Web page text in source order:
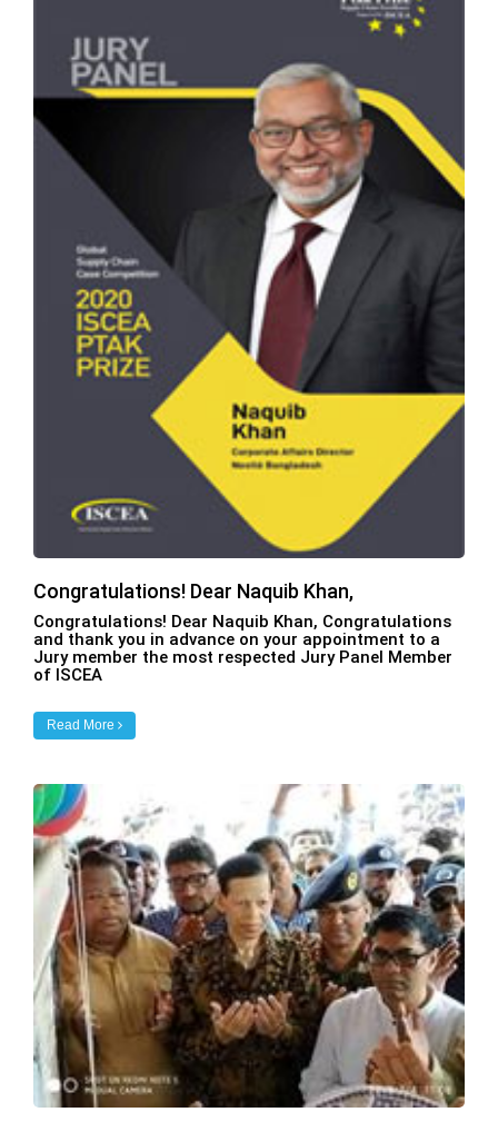
Congratulations! Dear Naquib Khan,
Congratulations! Dear Naquib Khan, Congratulations
and thank you in advance on your appointment to a
Jury member the most respected Jury Panel Member
of ISCEA
Read More